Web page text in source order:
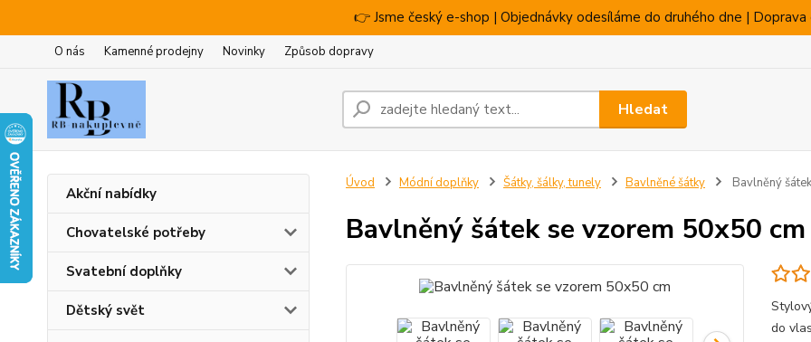
👉 Jsme český e-shop | Objednávky odesíláme do druhého dne | Doprava
O nás Kamenné prodejny Novinky Způsob dopravy
Hledat
Akční nabídky
Chovatelské potřeby
Svatební doplňky
Dětský svět
Úvod Módní doplňky Šátky, šálky, tunely Bavlněné šátky Bavlněný
Bavlněný šátek se vzorem 50x50 cm
do